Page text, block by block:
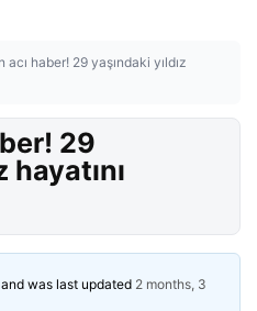
acı haber! 29 yaşındaki yıldız
29
hayatını
was last updated 2 months, 3